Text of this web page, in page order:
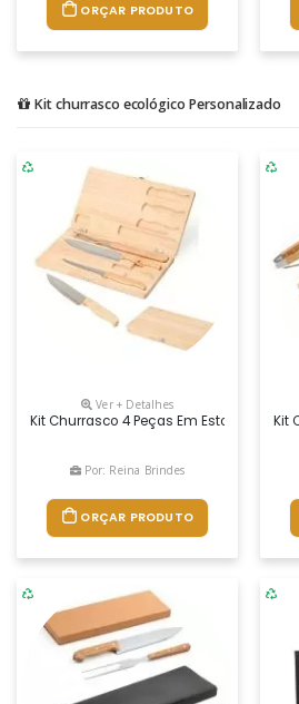
ORÇAR PRODUTO
Kit churrasco ecológico Personalizado
Ver + Detalhes
Kit Churrasco 4 Peças Em Estojo De
Por: Reina Brindes
ORÇAR PRODUTO
Kit